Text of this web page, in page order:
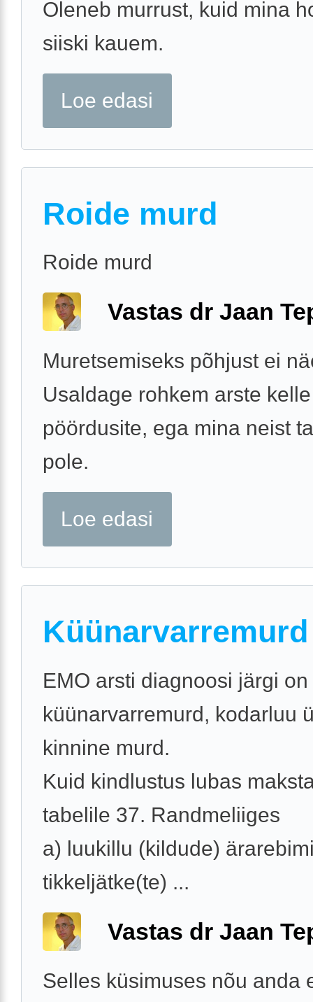
Oleneb murrust, kuid mina
siiski kauem.
Loe edasi
Roide murd
Roide murd
Vastas dr Jaan
Muretsemiseks põhjust ei
Usaldage rohkem arste
pöördusite, ega mina neist
pole.
Loe edasi
Küünarvarremurd
EMO arsti diagnoosi järgi
küünarvarremurd, kodarluu
kinnine murd.
Kuid kindlustus lubas
tabelile 37. Randmeliiges
a) luukillu (kildude)
tikkeljätke(te) ...
Vastas dr Jaan
Selles küsimuses nõu anda